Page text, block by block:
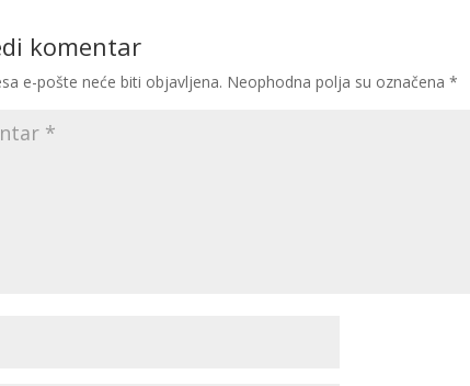
komentar
e-pošte neće biti objavljena. Neophodna polja su označena*